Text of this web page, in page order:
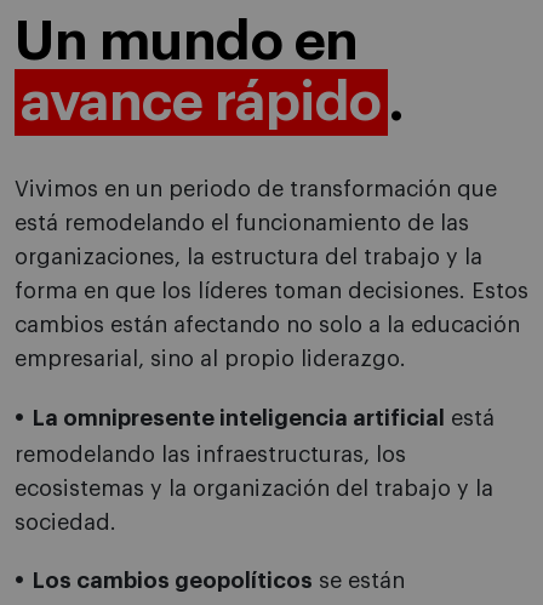
Un mundo en
avance rápido .
Vivimos en un periodo de transformación que
está remodelando el funcionamiento de las
organizaciones, la estructura del trabajo y la
forma en que los líderes toman decisiones. Estos
cambios están afectando no solo a la educación
empresarial, sino al propio liderazgo.
La omnipresente inteligencia artificial
está
remodelando las infraestructuras, los
ecosistemas y la organización del trabajo y la
sociedad.
Los cambios geopolíticos se están